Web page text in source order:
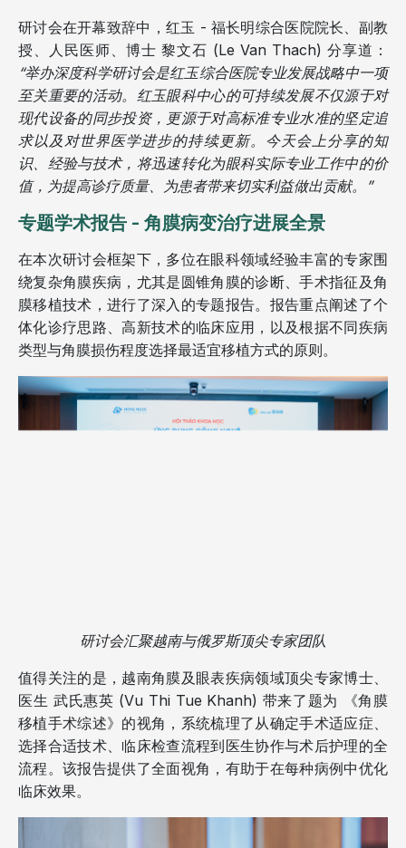
研讨会在开幕致辞中，红玉 - 福长明综合医院院长、副教
授、人民医师、博士 黎文石 (Le Van Thach) 分享道：
“举办深度科学研讨会是红玉综合医院专业发展战略中一项
至关重要的活动。红玉眼科中心的可持续发展不仅源于对
现代设备的同步投资，更源于对高标准专业水准的坚定追
求以及对世界医学进步的持续更新。今天会上分享的知
识、经验与技术，将迅速转化为眼科实际专业工作中的价
值，为提高诊疗质量、为患者带来切实利益做出贡献。”
专题学术报告 - 角膜病变治疗进展全景
在本次研讨会框架下，多位在眼科领域经验丰富的专家围
绕复杂角膜疾病，尤其是圆锥角膜的诊断、手术指征及角
膜移植技术，进行了深入的专题报告。报告重点阐述了个
体化诊疗思路、高新技术的临床应用，以及根据不同疾病
类型与角膜损伤程度选择最适宜移植方式的原则。
研讨会汇聚越南与俄罗斯顶尖专家团队
值得关注的是，越南角膜及眼表疾病领域顶尖专家博士、
医生 武氏惠英 (Vu Thi Tue Khanh) 带来了题为 《角膜
移植手术综述》的视角，系统梳理了从确定手术适应症、
选择合适技术、临床检查流程到医生协作与术后护理的全
流程。该报告提供了全面视角，有助于在每种病例中优化
临床效果。